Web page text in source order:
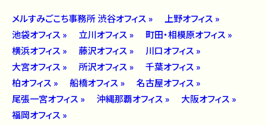
メルすみごこち事務所 渋谷オフィス »
上野オフィス »
池袋オフィス »
立川オフィス »
町田・相模原オフィス »
横浜オフィス »
藤沢オフィス »
川口オフィス »
大宮オフィス »
所沢オフィス »
千葉オフィス »
柏オフィス »
船橋オフィス »
名古屋オフィス »
尾張一宮オフィス »
沖縄那覇オフィス »
大阪オフィス »
福岡オフィス »